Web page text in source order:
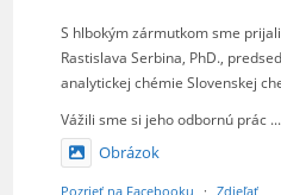
S hlbokým zármutkom sme
Rastislava Serbina, PhD.,
analytickej chémie Slovenskej
Vážili sme si jeho odbornú prác
Obrázok
Pozrieť na Facebooku · Zdieľať